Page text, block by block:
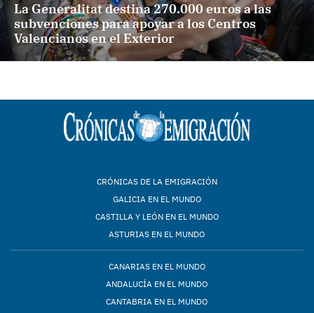
La Generalitat destina 270.000 euros a las
subvenciones para apoyar a los Centros
Valencianos en el Exterior
CRÓNICAS DE LA EMIGRACIÓN
GALICIA EN EL MUNDO
CASTILLA Y LEÓN EN EL MUNDO
ASTURIAS EN EL MUNDO
CANARIAS EN EL MUNDO
ANDALUCÍA EN EL MUNDO
CANTABRIA EN EL MUNDO